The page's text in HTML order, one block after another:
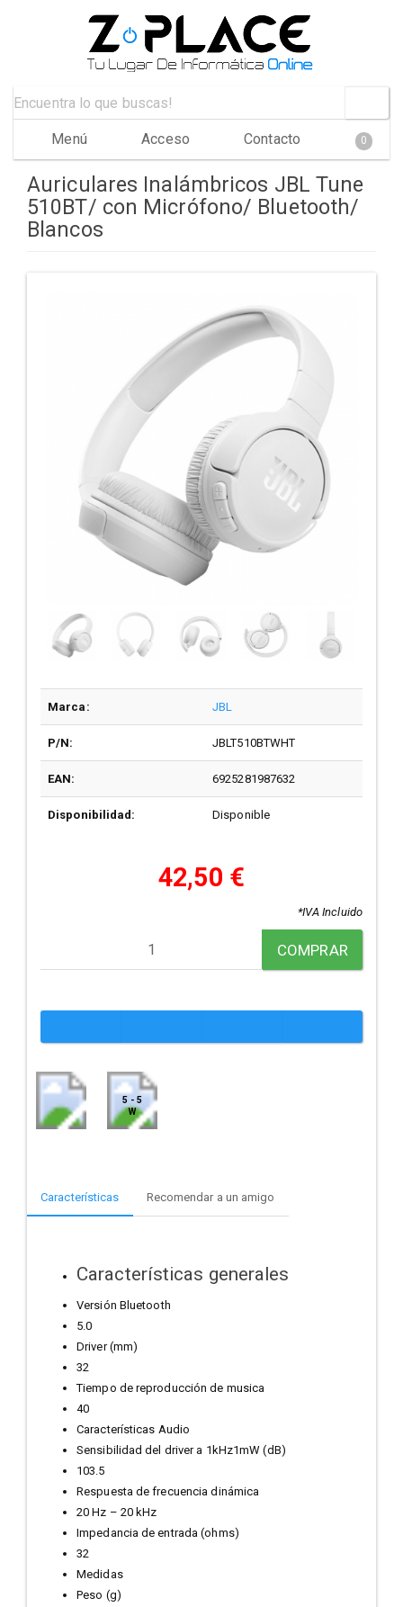
Menú Acceso Contacto 0
Auriculares Inalámbricos JBL Tune
510BT/ con Micrófono/ Bluetooth/
Blancos
Marca: JBL
P/N: JBLT510BTWHT
EAN: 6925281987632
Disponibilidad: Disponible
42,50 €
*IVA Incluido
COMPRAR
5 - 5
W
Características Recomendar a un amigo
Características generales
Versión Bluetooth
5.0
Driver (mm)
32
Tiempo de reproducción de musica
40
Características Audio
Sensibilidad del driver a 1kHz1mW (dB)
103.5
Respuesta de frecuencia dinámica
20 Hz – 20 kHz
Impedancia de entrada (ohms)
32
Medidas
Peso (g)